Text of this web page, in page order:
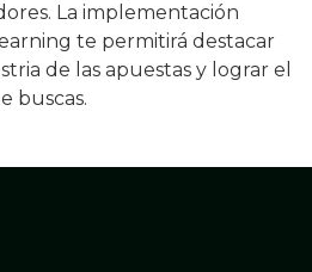
La implementación
te permitirá destacar
de las apuestas y lograr el
buscas.